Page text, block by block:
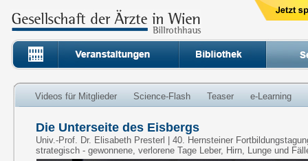
Videos für Mitglieder Science-Flash Teaser e-Learning
Die Unterseite des Eisbergs
Univ.-Prof. Dr. Elisabeth Presterl | 40. Hernsteiner
strategisch - gewonnene, verlorene Tage Leber, Hirn, Lunge und